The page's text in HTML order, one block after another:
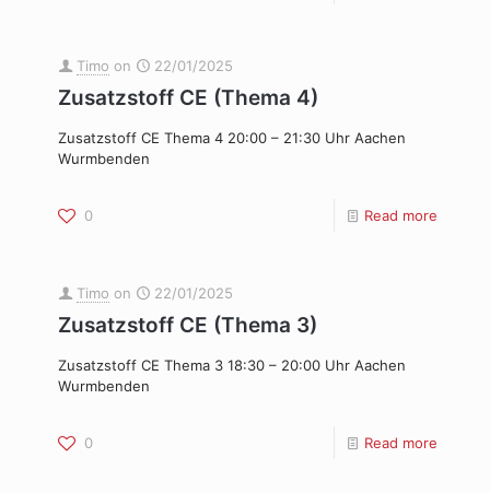
Timo on 22/01/2025
Zusatzstoff CE (Thema 4)
Zusatzstoff CE Thema 4 20:00 – 21:30 Uhr Aachen
Wurmbenden
0 Read more
Timo on 22/01/2025
Zusatzstoff CE (Thema 3)
Zusatzstoff CE Thema 3 18:30 – 20:00 Uhr Aachen
Wurmbenden
0 Read more